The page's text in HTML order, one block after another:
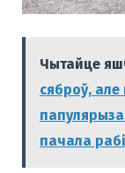
Чытайце
сяброў,
пачала